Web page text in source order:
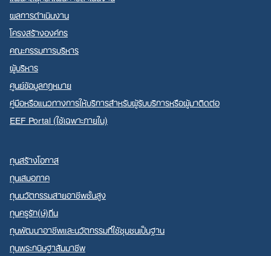
ผลการดำเนินงาน
โครงสร้างองค์กร
คณะกรรมการบริหาร
ผู้บริหาร
ศูนย์ข้อมูลกฎหมาย
คู่มือหรือแนวทางการให้บริการสำหรับผู้รับบริการหรือผู้มาติดต่อ
EEF Portal (ใช้เฉพาะภายใน)
ทุนสร้างโอกาส
ทุนเสมอภาค
ทุนนวัตกรรมสายอาชีพชั้นสูง
ทุนครูรัก(ษ์)ถิ่น
ทุนพัฒนาอาชีพและนวัตกรรมที่ใช้ชุมชนเป็นฐาน
ทุนพระกนิษฐาสัมมาชีพ